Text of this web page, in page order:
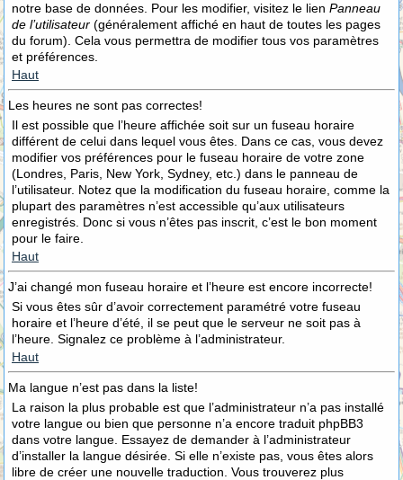
notre base de données. Pour les modifier, visitez le lien Panneau
de l’utilisateur (généralement affiché en haut de toutes les pages
du forum). Cela vous permettra de modifier tous vos paramètres
et préférences.
Haut
Les heures ne sont pas correctes!
Il est possible que l’heure affichée soit sur un fuseau horaire
différent de celui dans lequel vous êtes. Dans ce cas, vous devez
modifier vos préférences pour le fuseau horaire de votre zone
(Londres, Paris, New York, Sydney, etc.) dans le panneau de
l’utilisateur. Notez que la modification du fuseau horaire, comme la
plupart des paramètres n’est accessible qu’aux utilisateurs
enregistrés. Donc si vous n’êtes pas inscrit, c’est le bon moment
pour le faire.
Haut
J’ai changé mon fuseau horaire et l’heure est encore incorrecte!
Si vous êtes sûr d’avoir correctement paramétré votre fuseau
horaire et l’heure d’été, il se peut que le serveur ne soit pas à
l’heure. Signalez ce problème à l’administrateur.
Haut
Ma langue n’est pas dans la liste!
La raison la plus probable est que l’administrateur n’a pas installé
votre langue ou bien que personne n’a encore traduit phpBB3
dans votre langue. Essayez de demander à l’administrateur
d’installer la langue désirée. Si elle n’existe pas, vous êtes alors
libre de créer une nouvelle traduction. Vous trouverez plus